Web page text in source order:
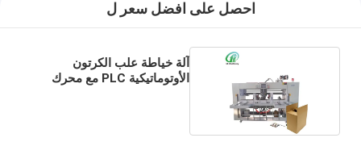
احصل على افضل سعر ل
آلة خياطة علب الكرتون
الأوتوماتيكية PLC مع محرك